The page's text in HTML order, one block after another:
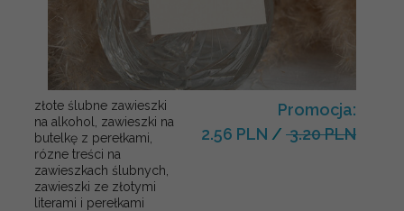
złote ślubne zawieszki
na alkohol, zawieszki na
butelkę z perełkami,
rózne treści na
zawieszkach ślubnych,
zawieszki ze złotymi
literami i perełkami
Promocja:
2.56 PLN / 3.20 PLN